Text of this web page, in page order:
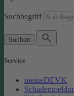
Suchbegriff
Suchen
Service
meineDEVK